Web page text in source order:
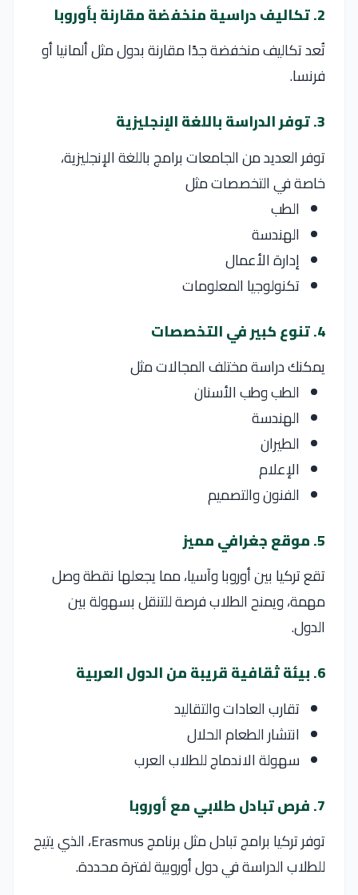
2. تكاليف دراسية منخفضة مقارنة بأوروبا
تُعد تكاليف منخفضة جدًا مقارنة بدول مثلألمانياأو
فرنسا.
3. توفر الدراسة باللغة الإنجليزية
توفر العديد من الجامعات برامج باللغة الإنجليزية،
خاصة في التخصصات مثل
الطب
الهندسة
إدارة الأعمال
تكنولوجيا المعلومات
4. تنوع كبير في التخصصات
يمكنك دراسة مختلف المجالات مثل
الطب وطب الأسنان
الهندسة
الطيران
الإعلام
الفنون والتصميم
5. موقع جغرافي مميز
تقعتركيابين أوروبا وآسيا، مما يجعلها نقطة وصل
مهمة، ويمنح الطلاب فرصة للتنقل بسهولة بين
الدول.
6. بيئة ثقافية قريبة من الدول العربية
تقارب العادات والتقاليد
انتشار الطعام الحلال
سهولة الاندماج للطلاب العرب
7. فرص تبادل طلابي مع أوروبا
توفر تركيا برامج تبادل مثل برنامجErasmus، الذي يتيح
للطلاب الدراسة في دول أوروبية لفترة محددة.